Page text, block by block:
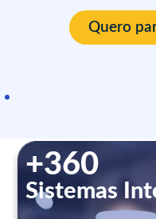
Quero
+360
Sistemas